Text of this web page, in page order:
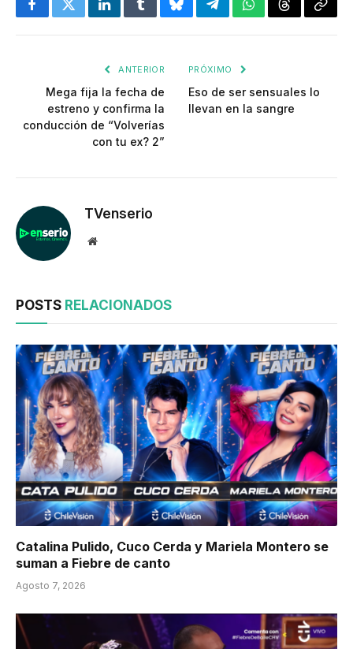
FacebookTwitterLinkedInTumblrBlueskyTelegramWhatsApp
Threads
ANTERIOR
Mega fija la fecha de
estreno y confirma la
conducción de “Volverías
con tu ex? 2”
PRÓXIMO
Eso de ser sensuales lo
llevan en la sangre
TVenserio
Website
POSTS RELACIONADOS
Catalina Pulido, Cuco Cerda y Mariela Montero se
suman a Fiebre de canto
Agosto 7, 2026